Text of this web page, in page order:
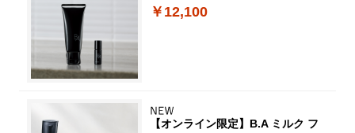
￥12,100
【オンライン限定】B.A ミルク フ